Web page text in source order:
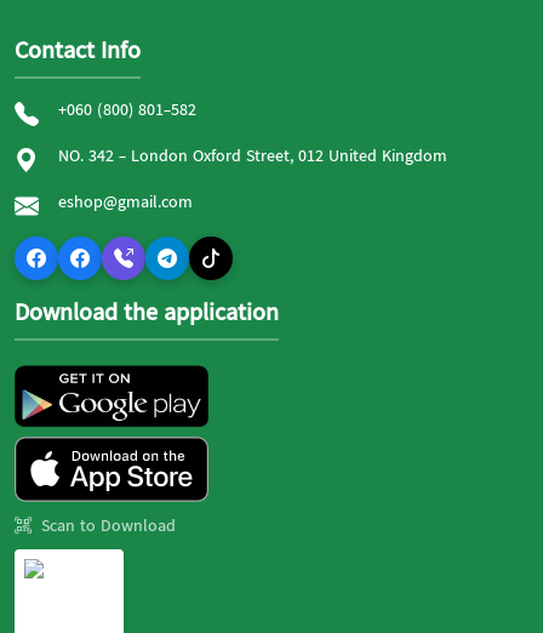
Contact Info
+060 (800) 801-582
NO. 342 - London Oxford Street, 012 United Kingdom
eshop@gmail.com
Download the application
Scan to Download